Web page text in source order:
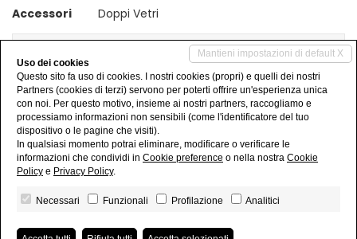
Accessori
Doppi Vetri
Condividi su Facebook
Condividi su Twitter
Agenzia Immobiliare Cuda - P.IVA 02723760035 - REA NO-309366
Mantieni impostazioni di default X
Uso dei cookies
Questo sito fa uso di cookies. I nostri cookies (propri) e quelli dei nostri
Partners (cookies di terzi) servono per poterti offrire un'esperienza unica
con noi. Per questo motivo, insieme ai nostri partners, raccogliamo e
processiamo informazioni non sensibili (come l'identificatore del tuo
dispositivo o le pagine che visiti).
In qualsiasi momento potrai eliminare, modificare o verificare le
informazioni che condividi in Cookie preference o nella nostra Cookie
Policy e Privacy Policy.
Necessari Funzionali Profilazione Analitici